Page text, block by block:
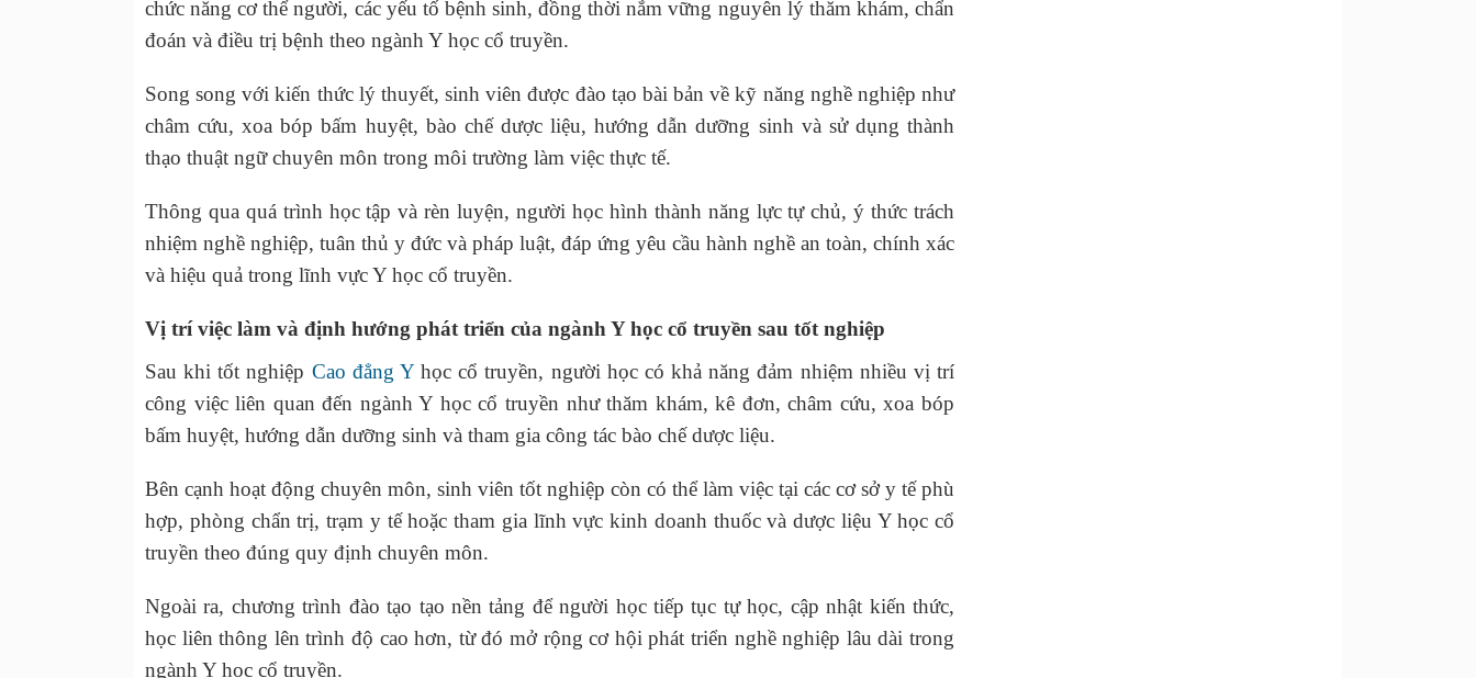
chức năng cơ thể người, các yếu tố bệnh sinh, đồng thời nắm vững nguyên lý thăm khám, chẩn
đoán và điều trị bệnh theo ngành Y học cổ truyền.
Song song với kiến thức lý thuyết, sinh viên được đào tạo bài bản về kỹ năng nghề nghiệp như
châm cứu, xoa bóp bấm huyệt, bào chế dược liệu, hướng dẫn dưỡng sinh và sử dụng thành
thạo thuật ngữ chuyên môn trong môi trường làm việc thực tế.
Thông qua quá trình học tập và rèn luyện, người học hình thành năng lực tự chủ, ý thức trách
nhiệm nghề nghiệp, tuân thủ y đức và pháp luật, đáp ứng yêu cầu hành nghề an toàn, chính xác
và hiệu quả trong lĩnh vực Y học cổ truyền.
Vị trí việc làm và định hướng phát triển của ngành Y học cổ truyền sau tốt nghiệp
Sau khi tốt nghiệp Cao đẳng Yhọc cổ truyền, người học có khả năng đảm nhiệm nhiều vị trí
công việc liên quan đến ngành Y học cổ truyền như thăm khám, kê đơn, châm cứu, xoa bóp
bấm huyệt, hướng dẫn dưỡng sinh và tham gia công tác bào chế dược liệu.
Bên cạnh hoạt động chuyên môn, sinh viên tốt nghiệp còn có thể làm việc tại các cơ sở y tế phù
hợp, phòng chẩn trị, trạm y tế hoặc tham gia lĩnh vực kinh doanh thuốc và dược liệu Y học cổ
truyền theo đúng quy định chuyên môn.
Ngoài ra, chương trình đào tạo tạo nền tảng để người học tiếp tục tự học, cập nhật kiến thức,
học liên thông lên trình độ cao hơn, từ đó mở rộng cơ hội phát triển nghề nghiệp lâu dài trong
ngành Y học cổ truyền.